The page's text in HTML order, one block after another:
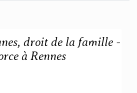
droit de la famille -
à Rennes